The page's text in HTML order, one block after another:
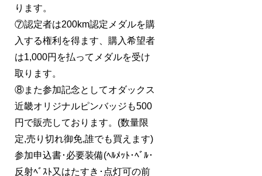
ります。
⑦認定者は200km認定メダルを購
入する権利を得ます、購入希望者
は1,000円を払ってメダルを受け
取ります。
⑧また参加記念としてオダックス
近畿オリジナルピンバッジも500
円で販売しております。(数量限
定,売り切れ御免,誰でも買えます)
参加申込書･必要装備(ﾍﾙﾒｯﾄ･ﾍﾞﾙ･
反射ﾍﾞｽﾄ又はたすき･点灯可の前